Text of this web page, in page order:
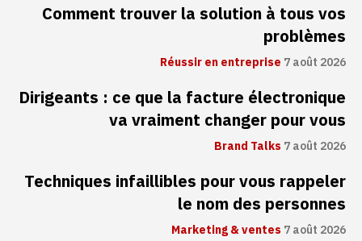
Comment trouver la solution à tous vos
problèmes
Réussir en entreprise 7 août 2026
Dirigeants : ce que la facture électronique
va vraiment changer pour vous
Brand Talks7 août 2026
Techniques infaillibles pour vous rappeler
le nom des personnes
Marketing & ventes7 août 2026